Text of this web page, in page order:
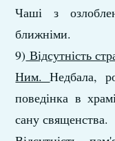
Чаші з
ближніми.
9) Відсутність
Ним.Недбала,
поведінка в
сану священства.